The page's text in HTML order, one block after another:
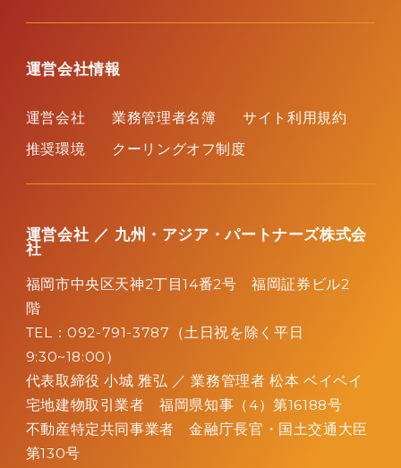
運営会社情報
運営会社 業務管理者名簿
サイト利用規約
推奨環境
クーリングオフ制度
運営会社 ／ 九州・アジア・パートナーズ株式会
社
福岡市中央区天神2丁目14番2号 福岡証券ビル2
階
TEL：092-791-3787（土日祝を除く平日
9:30~18:00）
代表取締役 小城 雅弘 ／業務管理者 松本 ベイベイ
宅地建物取引業者 福岡県知事（4）第16188号
不動産特定共同事業者 金融庁長官・国土交通大臣
第130号